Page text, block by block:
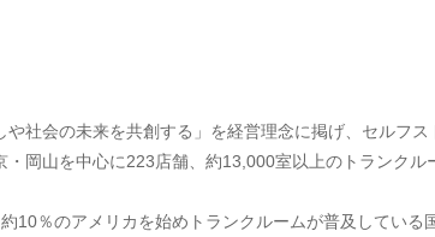
社会の未来を共創する」を経営理念に掲げ、セルフ
岡山を中心に223店舗、約13,000室以上のトランクル
10％のアメリカを始めトランクルームが普及している